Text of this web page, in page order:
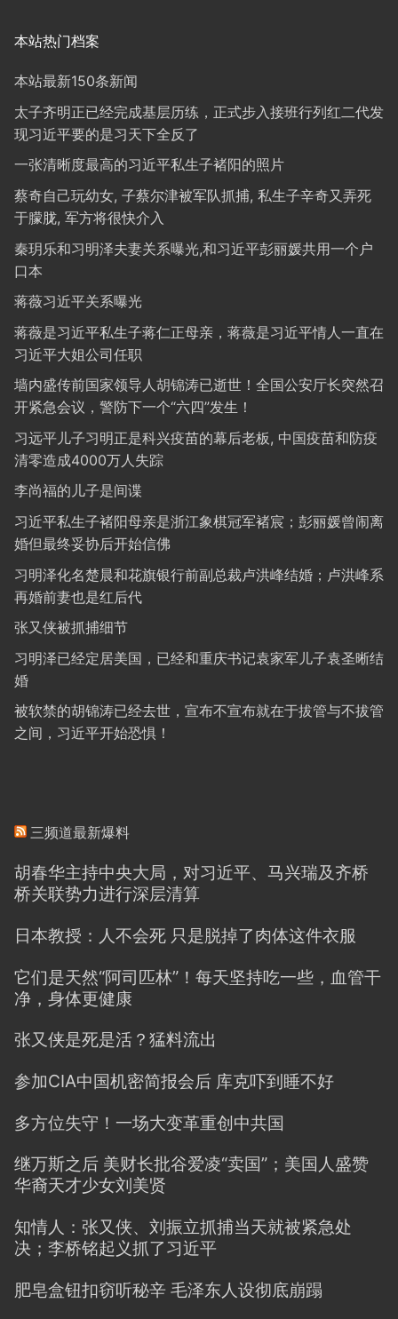
本站热门档案
本站最新150条新闻
太子齐明正已经完成基层历练，正式步入接班行列红二代发
现习近平要的是习天下全反了
一张清晰度最高的习近平私生子褚阳的照片
蔡奇自己玩幼女, 子蔡尔津被军队抓捕, 私生子辛奇又弄死
于朦胧, 军方将很快介入
秦玥乐和习明泽夫妻关系曝光,和习近平彭丽媛共用一个户
口本
蒋薇习近平关系曝光
蒋薇是习近平私生子蒋仁正母亲，蒋薇是习近平情人一直在
习近平大姐公司任职
墙内盛传前国家领导人胡锦涛已逝世！全国公安厅长突然召
开紧急会议，警防下一个“六四”发生！
习远平儿子习明正是科兴疫苗的幕后老板, 中国疫苗和防疫
清零造成4000万人失踪
李尚福的儿子是间谍
习近平私生子褚阳母亲是浙江象棋冠军褚宸；彭丽媛曾闹离
婚但最终妥协后开始信佛
习明泽化名楚晨和花旗银行前副总裁卢洪峰结婚；卢洪峰系
再婚前妻也是红后代
张又侠被抓捕细节
习明泽已经定居美国，已经和重庆书记袁家军儿子袁圣晰结
婚
被软禁的胡锦涛已经去世，宣布不宣布就在于拔管与不拔管
之间，习近平开始恐惧！
三频道最新爆料
胡春华主持中央大局，对习近平、马兴瑞及齐桥
桥关联势力进行深层清算
日本教授：人不会死 只是脱掉了肉体这件衣服
它们是天然“阿司匹林”！每天坚持吃一些，血管干
净，身体更健康
张又侠是死是活？猛料流出
参加CIA中国机密简报会后 库克吓到睡不好
多方位失守！一场大变革重创中共国
继万斯之后 美财长批谷爱凌“卖国”；美国人盛赞
华裔天才少女刘美贤
知情人：张又侠、刘振立抓捕当天就被紧急处
决；李桥铭起义抓了习近平
肥皂盒钮扣窃听秘辛 毛泽东人设彻底崩蹋